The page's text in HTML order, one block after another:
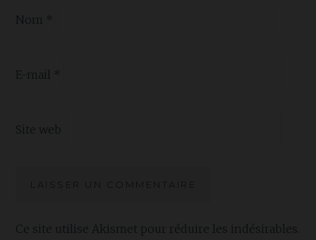
Nom *
E-mail *
Site web
Ce site utilise Akismet pour réduire les indésirables.